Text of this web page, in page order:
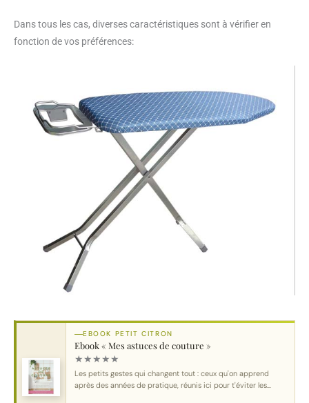
Dans tous les cas, diverses caractéristiques sont à vérifier en
fonction de vos préférences:
EBOOK PETIT CITRON
Ebook « Mes astuces de couture »
★★★★★
Les petits gestes qui changent tout : ceux qu'on apprend
après des années de pratique, réunis ici pour t'éviter les